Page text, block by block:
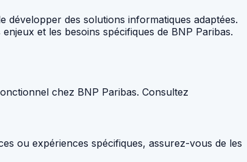
développer des solutions informatiques adaptées.
et les besoins spécifiques de BNP Paribas.
chez BNP Paribas. Consultez
ou expériences spécifiques, assurez-vous de les